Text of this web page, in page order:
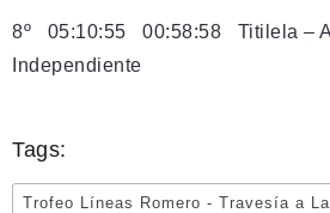
8º 05:10:55 00:58:58 Titilela –
Independiente
Tags:
Trofeo Líneas Romero - Travesía a